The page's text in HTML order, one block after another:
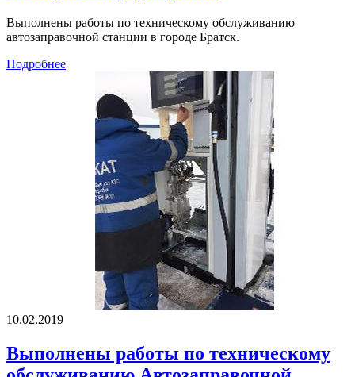
Выполнены работы по техническому обслуживанию
автозаправочной станции в городе Братск.
Подробнее
10.02.2019
Выполнены работы по техническому